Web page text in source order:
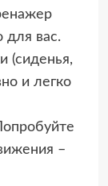
вас.
(сиденья,
и легко
–